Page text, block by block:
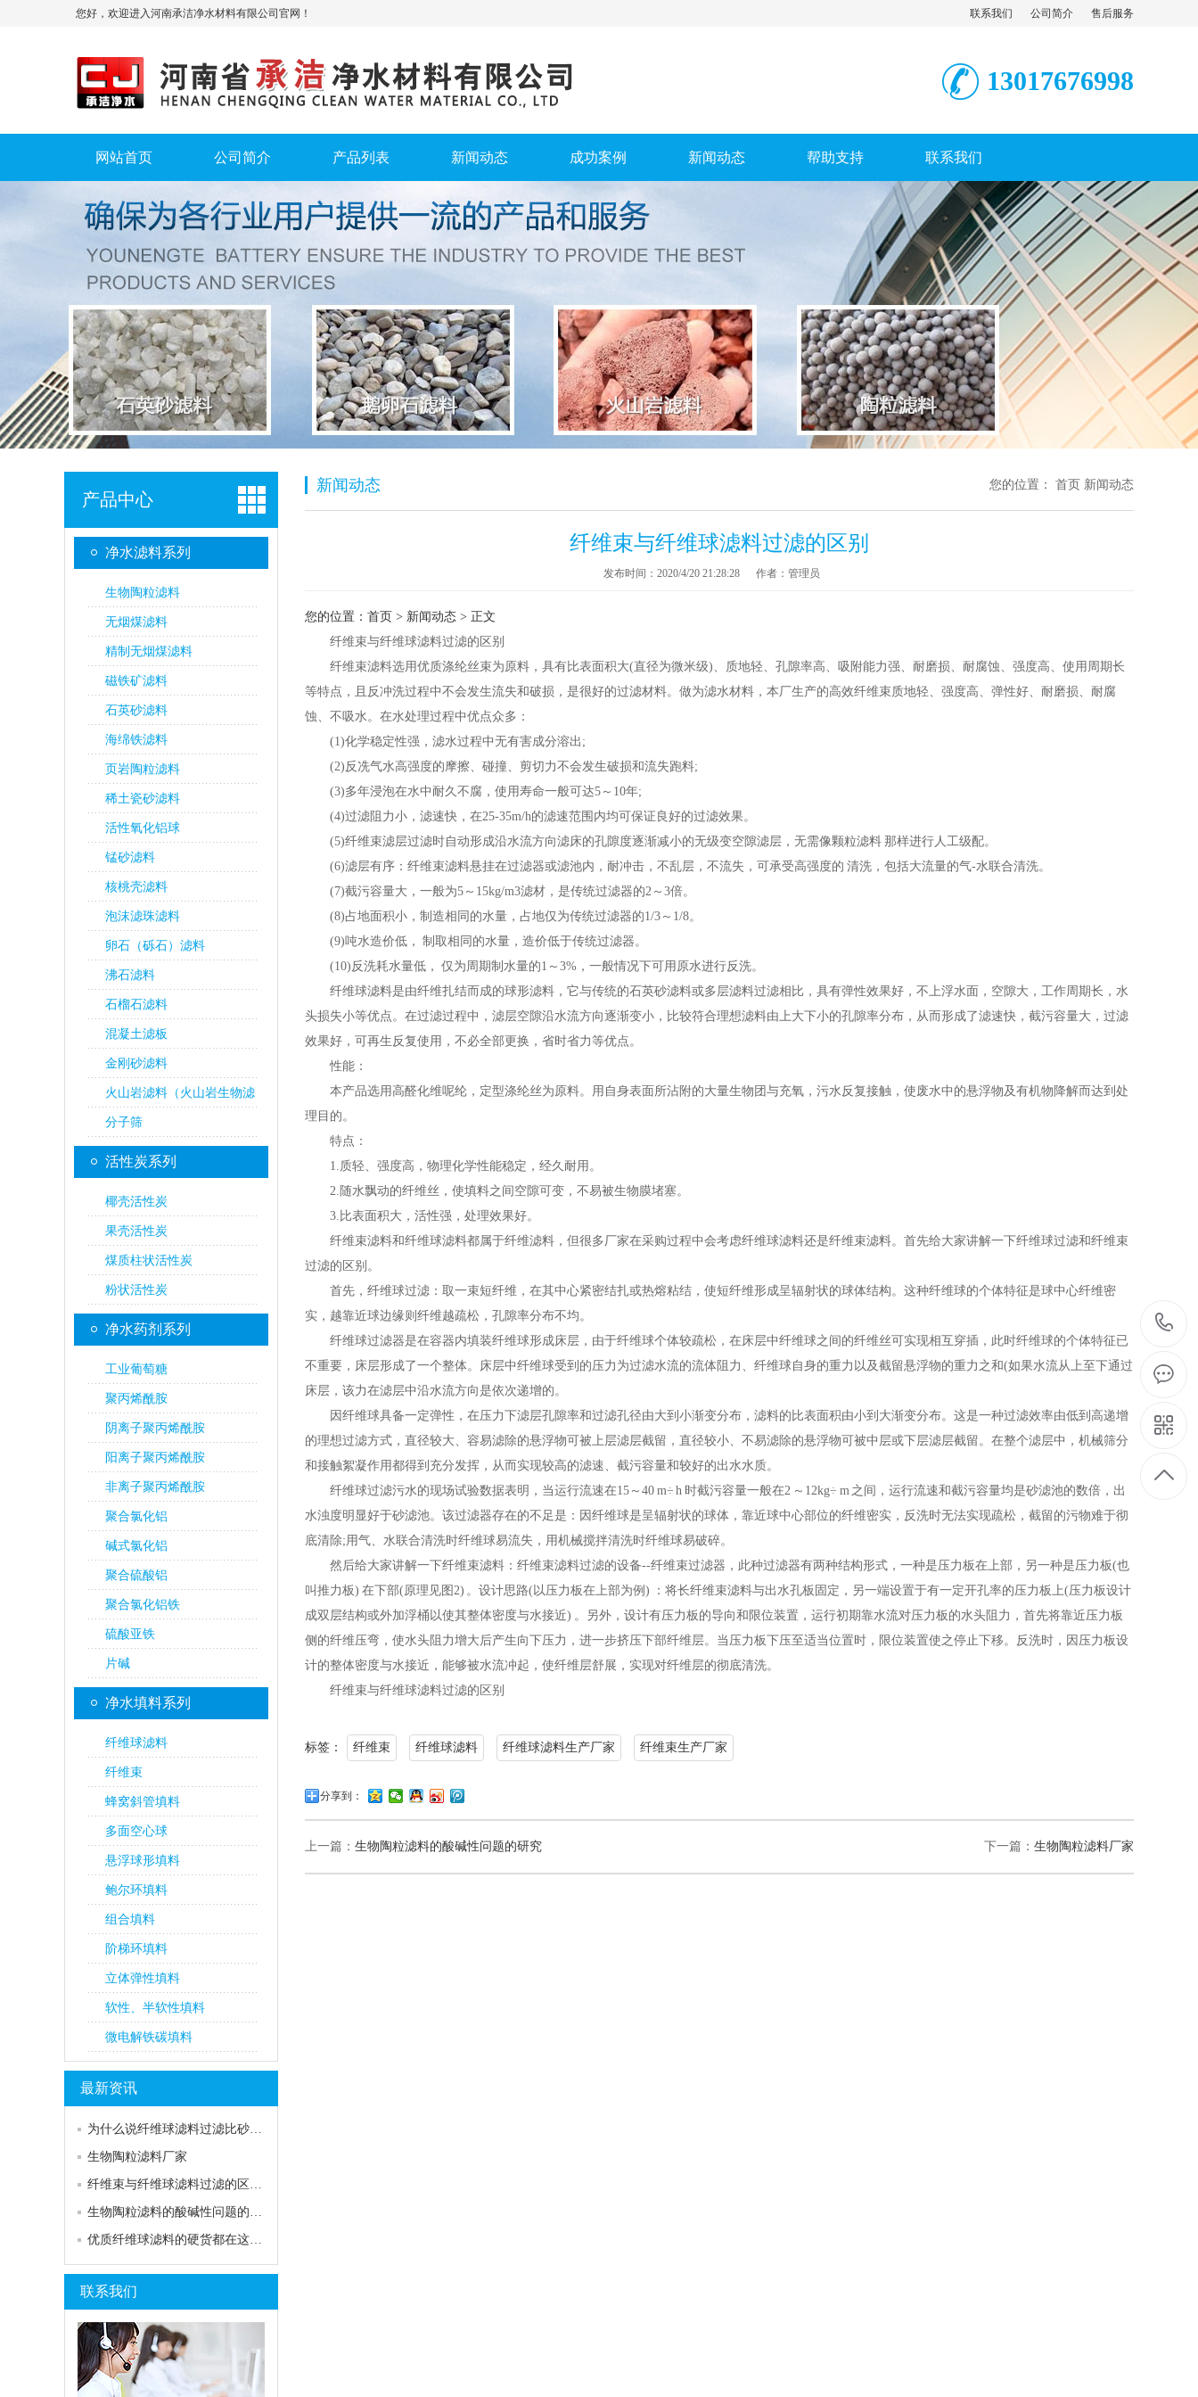
您好，欢迎进入河南承洁净水材料有限公司官网！ 联系我们 公司简介 售后服务
13017676998
网站首页 公司简介 产品列表 新闻动态 成功案例 新闻动态 帮助支持 联系我们
产品中心
净水滤料系列
生物陶粒滤料
无烟煤滤料
精制无烟煤滤料
磁铁矿滤料
石英砂滤料
海绵铁滤料
页岩陶粒滤料
稀土瓷砂滤料
活性氧化铝球
锰砂滤料
核桃壳滤料
泡沫滤珠滤料
卵石（砾石）滤料
沸石滤料
石榴石滤料
混凝土滤板
金刚砂滤料
火山岩滤料（火山岩生物滤
料）
分子筛
活性炭系列
椰壳活性炭
果壳活性炭
煤质柱状活性炭
粉状活性炭
净水药剂系列
工业葡萄糖
聚丙烯酰胺
阴离子聚丙烯酰胺
阳离子聚丙烯酰胺
非离子聚丙烯酰胺
聚合氯化铝
碱式氯化铝
聚合硫酸铝
聚合氯化铝铁
硫酸亚铁
片碱
净水填料系列
纤维球滤料
纤维束
蜂窝斜管填料
多面空心球
悬浮球形填料
鲍尔环填料
组合填料
阶梯环填料
立体弹性填料
软性、半软性填料
微电解铁碳填料
最新资讯
为什么说纤维球滤料过滤比砂…
生物陶粒滤料厂家
纤维束与纤维球滤料过滤的区…
生物陶粒滤料的酸碱性问题的…
优质纤维球滤料的硬货都在这…
联系我们
新闻动态 您的位置： 首页 新闻动态
纤维束与纤维球滤料过滤的区别
发布时间：2020/4/20 21:28:28 作者：管理员
您的位置： 首页 > 新闻动态 > 正文
纤维束与纤维球滤料过滤的区别
纤维束滤料选用优质涤纶丝束为原料，具有比表面积大(直径为微米级)、质地轻、孔隙率高、吸附能力强、耐磨损、耐腐蚀、强度高、使用周期长
等特点，且反冲洗过程中不会发生流失和破损，是很好的过滤材料。做为滤水材料，本厂生产的高效纤维束质地轻、强度高、弹性好、耐磨损、耐腐
蚀、不吸水。在水处理过程中优点众多：
(1)化学稳定性强，滤水过程中无有害成分溶出;
(2)反冼气水高强度的摩擦、碰撞、剪切力不会发生破损和流失跑料;
(3)多年浸泡在水中耐久不腐，使用寿命一般可达5～10年;
(4)过滤阻力小，滤速快，在25-35m/h的滤速范围内均可保证良好的过滤效果。
(5)纤维束滤层过滤时自动形成沿水流方向滤床的孔隙度逐渐减小的无级变空隙滤层，无需像颗粒滤料 那样进行人工级配。
(6)滤层有序：纤维束滤料悬挂在过滤器或滤池内，耐冲击，不乱层，不流失，可承受高强度的 清洗，包括大流量的气-水联合清洗。
(7)截污容量大，一般为5～15kg/m3滤材，是传统过滤器的2～3倍。
(8)占地面积小，制造相同的水量，占地仅为传统过滤器的1/3～1/8。
(9)吨水造价低， 制取相同的水量，造价低于传统过滤器。
(10)反洗耗水量低， 仅为周期制水量的1～3%，一般情况下可用原水进行反洗。
纤维球滤料是由纤维扎结而成的球形滤料，它与传统的石英砂滤料或多层滤料过滤相比，具有弹性效果好，不上浮水面，空隙大，工作周期长，水
头损失小等优点。在过滤过程中，滤层空隙沿水流方向逐渐变小，比较符合理想滤料由上大下小的孔隙率分布，从而形成了滤速快，截污容量大，过滤
效果好，可再生反复使用，不必全部更换，省时省力等优点。
性能：
本产品选用高醛化维呢纶，定型涤纶丝为原料。用自身表面所沾附的大量生物团与充氧，污水反复接触，使废水中的悬浮物及有机物降解而达到处
理目的。
特点：
1.质轻、强度高，物理化学性能稳定，经久耐用。
2.随水飘动的纤维丝，使填料之间空隙可变，不易被生物膜堵塞。
3.比表面积大，活性强，处理效果好。
纤维束滤料和纤维球滤料都属于纤维滤料，但很多厂家在采购过程中会考虑纤维球滤料还是纤维束滤料。首先给大家讲解一下纤维球过滤和纤维束
过滤的区别。
首先，纤维球过滤：取一束短纤维，在其中心紧密结扎或热熔粘结，使短纤维形成呈辐射状的球体结构。这种纤维球的个体特征是球中心纤维密
实，越靠近球边缘则纤维越疏松，孔隙率分布不均。
纤维球过滤器是在容器内填装纤维球形成床层，由于纤维球个体较疏松，在床层中纤维球之间的纤维丝可实现相互穿插，此时纤维球的个体特征已
不重要，床层形成了一个整体。床层中纤维球受到的压力为过滤水流的流体阻力、纤维球自身的重力以及截留悬浮物的重力之和(如果水流从上至下通过
床层，该力在滤层中沿水流方向是依次递增的。
因纤维球具备一定弹性，在压力下滤层孔隙率和过滤孔径由大到小渐变分布，滤料的比表面积由小到大渐变分布。这是一种过滤效率由低到高递增
的理想过滤方式，直径较大、容易滤除的悬浮物可被上层滤层截留，直径较小、不易滤除的悬浮物可被中层或下层滤层截留。在整个滤层中，机械筛分
和接触絮凝作用都得到充分发挥，从而实现较高的滤速、截污容量和较好的出水水质。
纤维球过滤污水的现场试验数据表明，当运行流速在15～40 m÷ h 时截污容量一般在2 ～12kg÷ m 之间，运行流速和截污容量均是砂滤池的数倍，出
水浊度明显好于砂滤池。该过滤器存在的不足是：因纤维球是呈辐射状的球体，靠近球中心部位的纤维密实，反洗时无法实现疏松，截留的污物难于彻
底清除;用气、水联合清洗时纤维球易流失，用机械搅拌清洗时纤维球易破碎。
然后给大家讲解一下纤维束滤料：纤维束滤料过滤的设备--纤维束过滤器，此种过滤器有两种结构形式，一种是压力板在上部，另一种是压力板(也
叫推力板) 在下部(原理见图2) 。设计思路(以压力板在上部为例) ：将长纤维束滤料与出水孔板固定，另一端设置于有一定开孔率的压力板上(压力板设计
成双层结构或外加浮桶以使其整体密度与水接近) 。另外，设计有压力板的导向和限位装置，运行初期靠水流对压力板的水头阻力，首先将靠近压力板
侧的纤维压弯，使水头阻力增大后产生向下压力，进一步挤压下部纤维层。当压力板下压至适当位置时，限位装置使之停止下移。反洗时，因压力板设
计的整体密度与水接近，能够被水流冲起，使纤维层舒展，实现对纤维层的彻底清洗。
纤维束与纤维球滤料过滤的区别
标签： 纤维束 纤维球滤料 纤维球滤料生产厂家 纤维束生产厂家
分享到：
上一篇： 生物陶粒滤料的酸碱性问题的研究 下一篇： 生物陶粒滤料厂家